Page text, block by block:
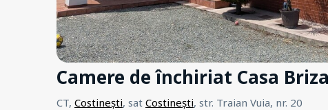
Camere de închiriat Casa
CT, Costinești, sat Costinești, str. Traian Vuia, nr. 20